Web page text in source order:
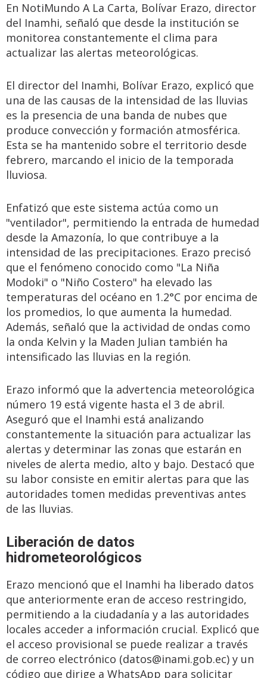
En NotiMundo A La Carta, Bolívar Erazo, director
del Inamhi, señaló que desde la institución se
monitorea constantemente el clima para
actualizar las alertas meteorológicas.
El director del Inamhi, Bolívar Erazo, explicó que
una de las causas de la intensidad de las lluvias
es la presencia de una banda de nubes que
produce convección y formación atmosférica.
Esta se ha mantenido sobre el territorio desde
febrero, marcando el inicio de la temporada
lluviosa.
Enfatizó que este sistema actúa como un
"ventilador", permitiendo la entrada de humedad
desde la Amazonía, lo que contribuye a la
intensidad de las precipitaciones. Erazo precisó
que el fenómeno conocido como "La Niña
Modoki" o "Niño Costero" ha elevado las
temperaturas del océano en 1.2°C por encima de
los promedios, lo que aumenta la humedad.
Además, señaló que la actividad de ondas como
la onda Kelvin y la Maden Julian también ha
intensificado las lluvias en la región.
Erazo informó que la advertencia meteorológica
número 19 está vigente hasta el 3 de abril.
Aseguró que el Inamhi está analizando
constantemente la situación para actualizar las
alertas y determinar las zonas que estarán en
niveles de alerta medio, alto y bajo. Destacó que
su labor consiste en emitir alertas para que las
autoridades tomen medidas preventivas antes
de las lluvias.
Liberación de datos
hidrometeorológicos
Erazo mencionó que el Inamhi ha liberado datos
que anteriormente eran de acceso restringido,
permitiendo a la ciudadanía y a las autoridades
locales acceder a información crucial. Explicó que
el acceso provisional se puede realizar a través
de correo electrónico (datos@inami.gob.ec) y un
código que dirige a WhatsApp para solicitar